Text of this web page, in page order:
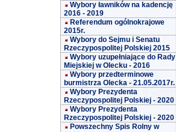
Wybory ławników na kadencję
2016 - 2019
Referendum ogólnokrajowe
2015r.
Wybory do Sejmu i Senatu
Rzeczypospolitej Polskiej 2015
Wybory uzupełniające do Rady
Miejskiej w Olecku - 2016
Wybory przedterminowe
burmistrza Olecka - 21.05.2017r.
Wybory Prezydenta
Rzeczypospolitej Polskiej - 2020
Wybory Prezydenta
Rzeczypospolitej Polskiej - 2020
Powszechny Spis Rolny w